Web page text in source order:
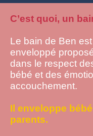
C’est quoi, un
Le bain de Ben
enveloppé
dans le respect
bébé et des
accouchement.
Il enveloppe
parents.